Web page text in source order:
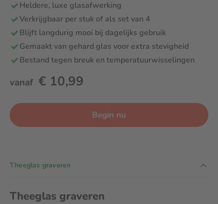
Heldere, luxe glasafwerking
Verkrijgbaar per stuk of als set van 4
Blijft langdurig mooi bij dagelijks gebruik
Gemaakt van gehard glas voor extra stevigheid
Bestand tegen breuk en temperatuurwisselingen
vanaf € 10,99
Begin nu
Theeglas graveren
Theeglas graveren